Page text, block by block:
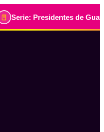
de Guatemala, historia